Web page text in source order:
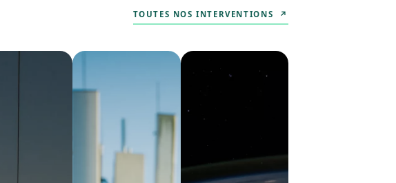
TOUTES NOS INTERVENTIONS ↗